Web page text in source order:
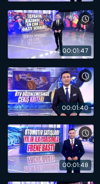
00:01:47
00:01:40
00:01:48